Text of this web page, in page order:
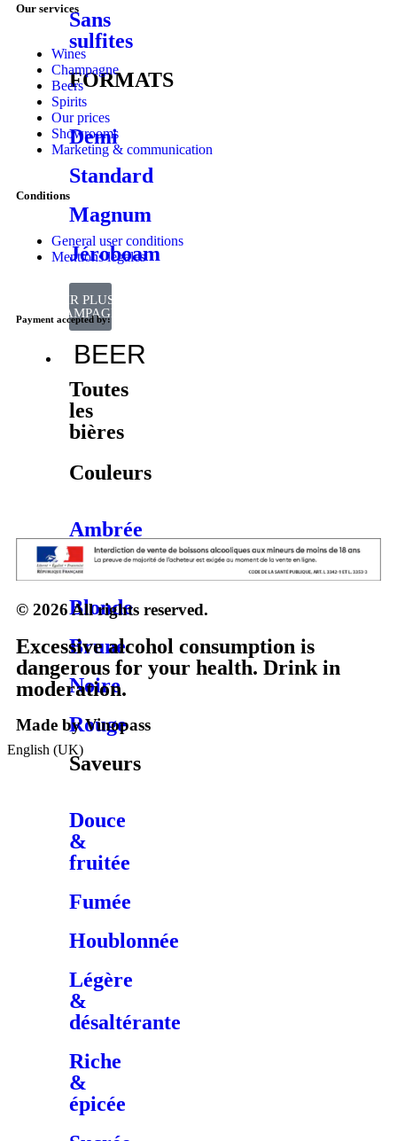
Sans
sulfites
FORMATS
Demi
Standard
Magnum
Jéroboam
VOIR PLUS DE
CHAMPAGNES
BEER
Toutes
les
bières
Couleurs
Ambrée
Blanche
Blonde
Brune
Noire
Rouge
Saveurs
Douce
&
fruitée
Fumée
Houblonnée
Légère
&
désaltérante
Riche
&
épicée
Our services
Wines
Champagne
Beers
Spirits
Our prices
Showrooms
Marketing & communication
Conditions
General user conditions
Mentions légales
Payment accepted by:
© 2026 All rights reserved.
Excessive alcohol consumption is
dangerous for your health. Drink in
moderation.
Made by Vinopass
English (UK)